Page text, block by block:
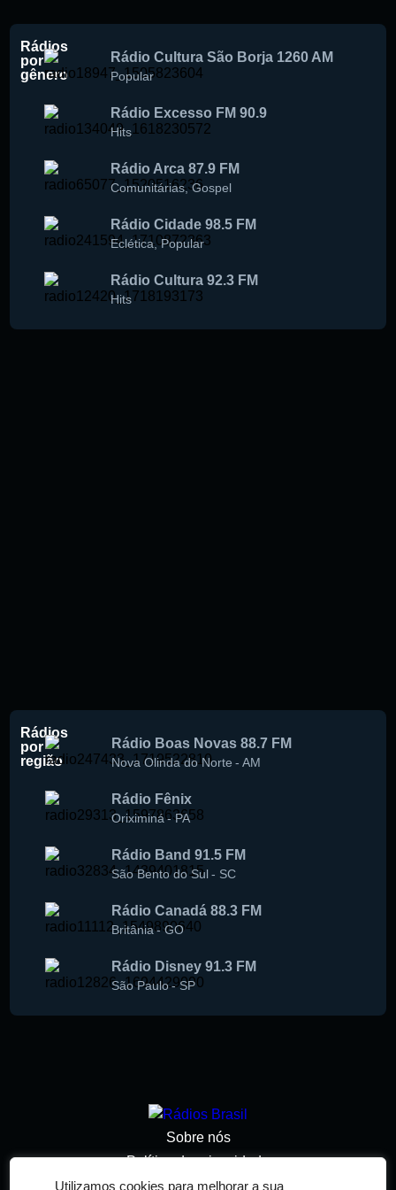
Utilizamos cookies para melhorar a sua
Rádios
por
gênero
Rádio Cultura São Borja 1260 AM
Popular
Rádio Excesso FM 90.9
Hits
Rádio Arca 87.9 FM
Comunitárias,Gospel
Rádio Cidade 98.5 FM
Eclética,Popular
Rádio Cultura 92.3 FM
Hits
Rádios
por
região
Rádio Boas Novas 88.7 FM
Nova Olinda do Norte - AM
Rádio Fênix
Oriximiná -PA
Rádio Band 91.5 FM
São Bento do Sul - SC
Rádio Canadá 88.3 FM
Britânia -GO
Rádio Disney 91.3 FM
São Paulo-SP
Sobre nós
Política de privacidade
Termos de serviço